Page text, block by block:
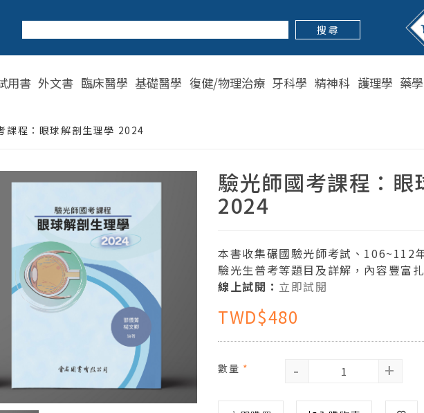
搜 尋
用書 外文書 臨床醫學 基礎醫學 復健/物理治療 牙科學 精神科 護理學 藥學
課程：眼球解剖生理學 2024
驗光師國考課程：眼
2024
本書收集碾國驗光師考試、106~112
驗光生普考等題目及詳解，內容豐富
線上試閱： 立即試閱
TWD$480
數量 * - +